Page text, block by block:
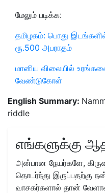
மேலும் படிக்க:
தமிழகம்: பொது
ரூ.500 அபராதம்
மானிய விலையில்
வேண்டுகோள்
English Summary:
riddle
எங்களுக்கு
அன்பான நேயர்களே,
தொடர்ந்து இருப்பதற்கு
வாசகர்களால் தான்